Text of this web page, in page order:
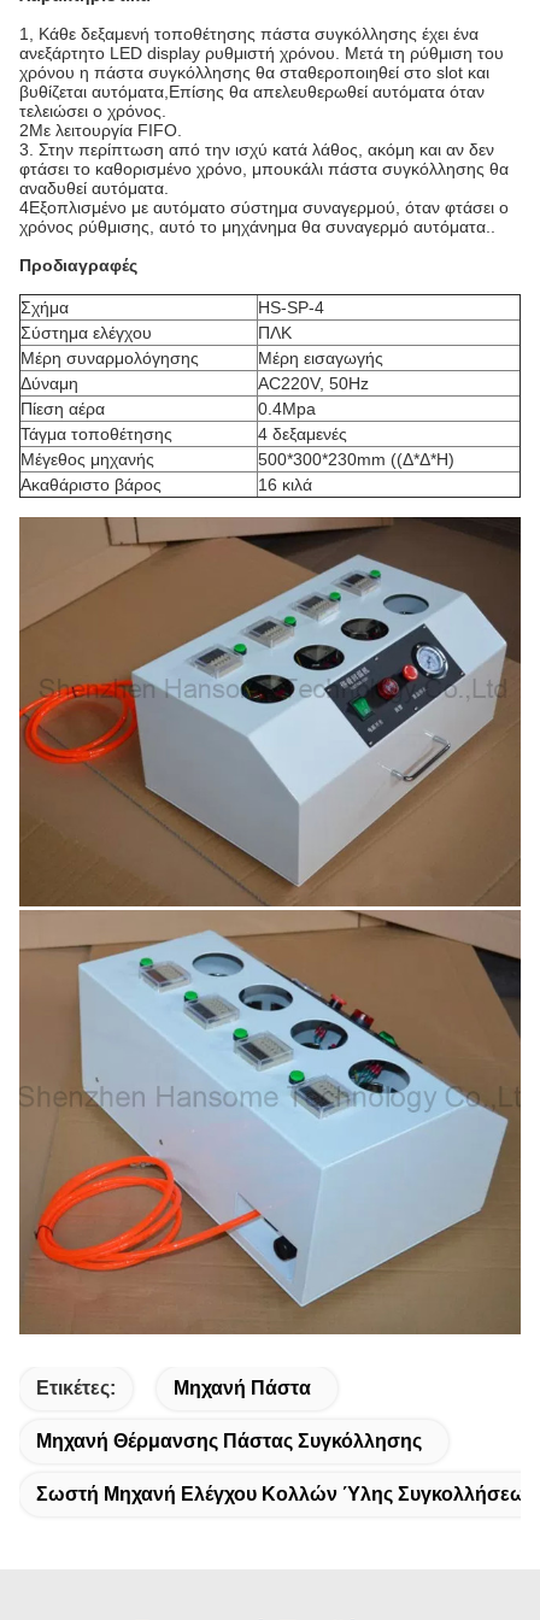
1, Κάθε δεξαμενή τοποθέτησης πάστα συγκόλλησης έχει ένα
ανεξάρτητο LED display ρυθμιστή χρόνου. Μετά τη ρύθμιση του
χρόνου η πάστα συγκόλλησης θα σταθεροποιηθεί στο slot και
βυθίζεται αυτόματα,Επίσης θα απελευθερωθεί αυτόματα όταν
τελειώσει ο χρόνος.
2Με λειτουργία FIFO.
3. Στην περίπτωση από την ισχύ κατά λάθος, ακόμη και αν δεν
φτάσει το καθορισμένο χρόνο, μπουκάλι πάστα συγκόλλησης θα
αναδυθεί αυτόματα.
4Εξοπλισμένο με αυτόματο σύστημα συναγερμού, όταν φτάσει ο
χρόνος ρύθμισης, αυτό το μηχάνημα θα συναγερμό αυτόματα..
Προδιαγραφές
Σχήμα
HS-SP-4
Σύστημα ελέγχου
ΠΛΚ
Μέρη συναρμολόγησης
Μέρη εισαγωγής
Δύναμη
AC220V, 50Hz
Πίεση αέρα
0.4Mpa
Τάγμα τοποθέτησης
4 δεξαμενές
Μέγεθος μηχανής
500*300*230mm ((Δ*Δ*Η)
Ακαθάριστο βάρος
16 κιλά
Ετικέτες: Μηχανή Πάστα
Μηχανή Θέρμανσης Πάστας Συγκόλλησης
Σωστή Μηχανή Ελέγχου Κολλών Ύλης Συγκολλήσεως